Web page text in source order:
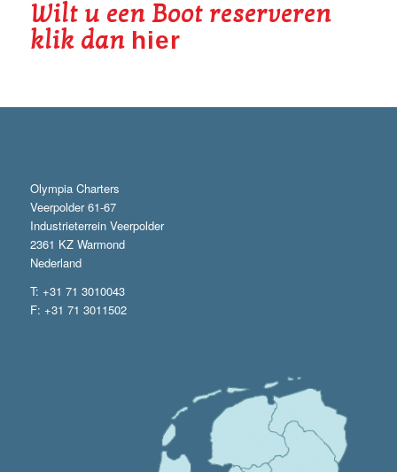
Wilt u een Boot reserveren
klik dan hier
Olympia Charters
Veerpolder 61-67
Industrieterrein Veerpolder
2361 KZ Warmond
Nederland
T: +31 71 3010043
F: +31 71 3011502